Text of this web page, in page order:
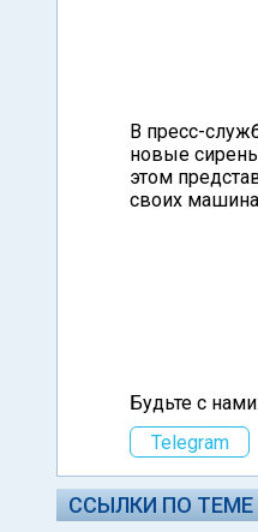
В пресс-
новые
этом
своих
Будьте с нами:
Telegram
ССЫЛКИ ПО ТЕМЕ